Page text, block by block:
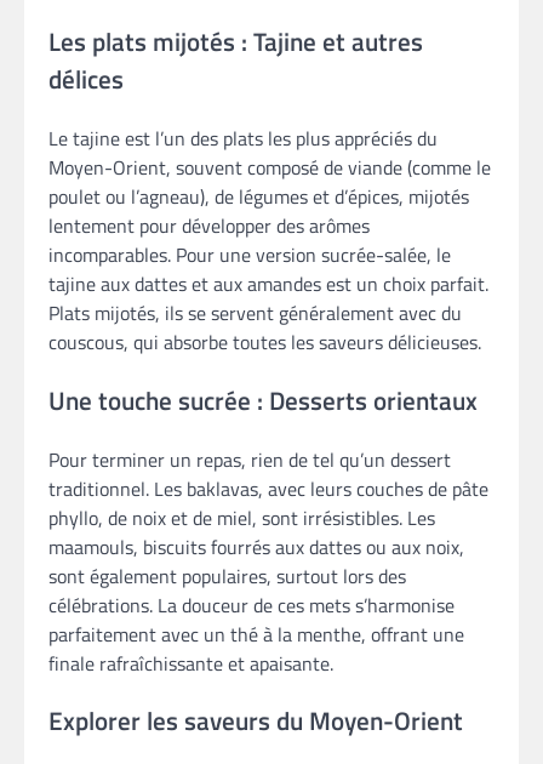
Les plats mijotés : Tajine et autres
délices
Le tajine est l’un des plats les plus appréciés du
Moyen-Orient, souvent composé de viande (comme le
poulet ou l’agneau), de légumes et d’épices, mijotés
lentement pour développer des arômes
incomparables. Pour une version sucrée-salée, le
tajine aux dattes et aux amandes est un choix parfait.
Plats mijotés, ils se servent généralement avec du
couscous, qui absorbe toutes les saveurs délicieuses.
Une touche sucrée : Desserts orientaux
Pour terminer un repas, rien de tel qu’un dessert
traditionnel. Les baklavas, avec leurs couches de pâte
phyllo, de noix et de miel, sont irrésistibles. Les
maamouls, biscuits fourrés aux dattes ou aux noix,
sont également populaires, surtout lors des
célébrations. La douceur de ces mets s’harmonise
parfaitement avec un thé à la menthe, offrant une
finale rafraîchissante et apaisante.
Explorer les saveurs du Moyen-Orient